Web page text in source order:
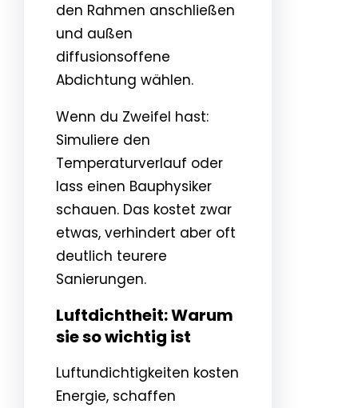
den Rahmen anschließen
und außen
diffusionsoffene
Abdichtung wählen.
Wenn du Zweifel hast:
Simuliere den
Temperaturverlauf oder
lass einen Bauphysiker
schauen. Das kostet zwar
etwas, verhindert aber oft
deutlich teurere
Sanierungen.
Luftdichtheit: Warum
sie so wichtig ist
Luftundichtigkeiten kosten
Energie, schaffen